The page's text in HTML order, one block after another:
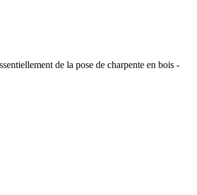
de la pose de charpente en bois -